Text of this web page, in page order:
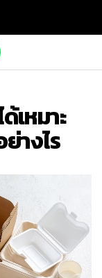
หมาะ
างไร